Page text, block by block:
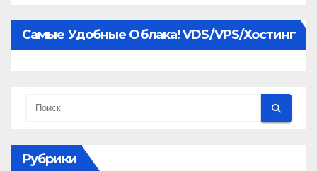
Самые Удобные Облака! VDS/VPS/хостинг
Рубрики